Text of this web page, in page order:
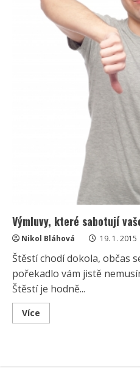
Výmluvy, které sabotují
Nikol Bláhová 19. 1. 2015
Štěstí chodí dokola, občas
pořekadlo vám jistě
Štěstí je hodně...
Více
more